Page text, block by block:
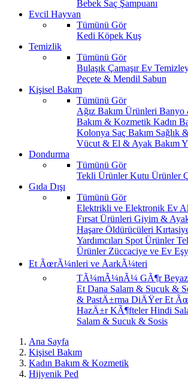
Bebek Saç Şampuanı
Evcil Hayvan
Tümünü Gör
Kedi Köpek Kuş
Temizlik
Tümünü Gör
Bulaşık ÇamaşırEv
Peçete & Mendil Sabun
Kişisel Bakım
Tümünü Gör
Ağız Bakım Ürünleri Banyo
Bakım & Kozmetik Kadın
Kolonya Saç Bakım Sağlık
Vücut & El & Ayak Bakım
Dondurma
Tümünü Gör
Tekli ÜrünlerKutu Ürünler
Gıda Dışı
Tümünü Gör
Elektrikli ve Elektronik Ev
Fırsat Ürünleri Giyim &
Haşare Öldürücüleri
Yardımcıları Spot Ürünler
Ürünler Züccaciye ve Ev
Et ÃœrÃ¼nleri ve ÅarkÃ¼teri
TÃ¼mÃ¼nÃ¼ GÃ¶r
Et Dana Salam & Sucuk &
& PastÄ±rma DiÄŸer Et
HazÄ±r KÃ¶ftelerHindi
Salam & Sucuk & Sosis
Ana Sayfa
Kişisel Bakım
Kadın Bakım & Kozmetik
Hijyenik Ped